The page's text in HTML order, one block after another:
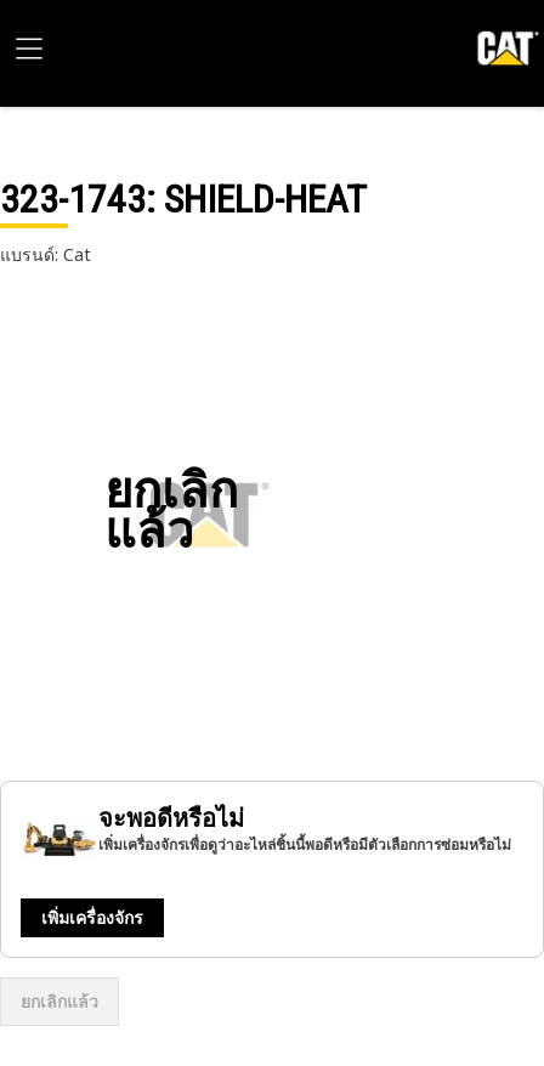
323-1743: SHIELD-HEAT
แบรนด์: Cat
ยกเลิก
แล้ว
จะพอดีหรือไม่
เพิ่มเครื่องจักรเพื่อดูว่าอะไหล่ชิ้นนี้พอดีหรือมีตัวเลือกการซ่อมหรือไม่
เพิ่มเครื่องจักร
ยกเลิกแล้ว